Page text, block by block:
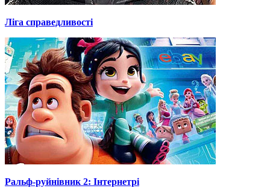
Ліга справедливості
Ральф-руйнівник 2: Інтернетрі